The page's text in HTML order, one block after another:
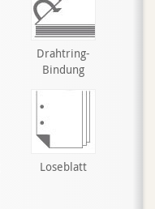
Drahtring-
Bindung
Loseblatt